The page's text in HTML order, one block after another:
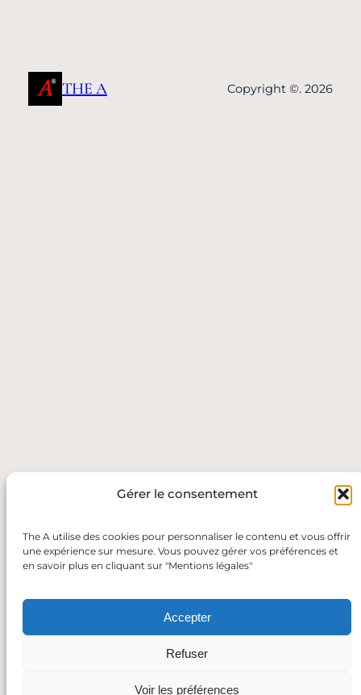
Gérer le consentement
The A utilise des cookies pour personnaliser le contenu et vous offrir
une expérience sur mesure. Vous pouvez gérer vos préférences et
en savoir plus en cliquant sur "Mentions légales"
Accepter
Refuser
Voir les préférences
THE A Copyright ©. 2026